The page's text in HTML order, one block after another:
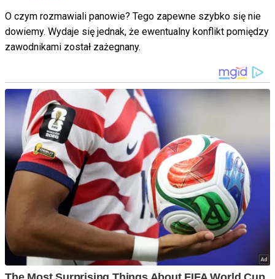
O czym rozmawiali panowie? Tego zapewne szybko się nie
dowiemy. Wydaje się jednak, że ewentualny konflikt pomiędzy
zawodnikami został zażegnany.